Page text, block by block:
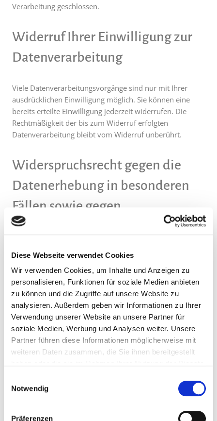
Diese Webseite verwendet Cookies
Wir verwenden Cookies, um Inhalte und Anzeigen zu
personalisieren, Funktionen für soziale Medien anbieten
zu können und die Zugriffe auf unsere Website zu
analysieren. Außerdem geben wir Informationen zu Ihrer
Verwendung unserer Website an unsere Partner für
soziale Medien, Werbung und Analysen weiter. Unsere
Partner führen diese Informationen möglicherweise mit
weiteren Daten zusammen, die Sie ihnen bereitgestellt
Notwendig
Präferenzen
Verarbeitung geschlossen.
Widerruf Ihrer Einwilligung zur
Datenverarbeitung
Viele Datenverarbeitungsvorgänge sind nur mit Ihrer
ausdrücklichen Einwilligung möglich. Sie können eine
bereits erteilte Einwilligung jederzeit widerrufen. Die
Rechtmäßigkeit der bis zum Widerruf erfolgten
Datenverarbeitung bleibt vom Widerruf unberührt.
Widerspruchsrecht gegen die
Datenerhebung in besonderen
Fällen sowie gegen
Direktwerbung (Art. 21 DSGVO)
WENN DIE DATENVERARBEITUNG AUF GRUNDLAGE VON
ART. 6 ABS. 1 LIT. E ODER F DSGVO ERFOLGT, HABEN SIE
JEDERZEIT DAS RECHT, AUS GRÜNDEN, DIE SICH AUS
IHRER BESONDEREN SITUATION ERGEBEN, GEGEN DIE
VERARBEITUNG IHRER PERSONENBEZOGENEN DATEN
WIDERSPRUCH EINZULEGEN; DIES GILT AUCH FÜR EIN
AUF DIESE BESTIMMUNGEN GESTÜTZTES PROFILING. DIE
JEWEILIGE RECHTSGRUNDLAGE, AUF DENEN EINE
VERARBEITUNG BERUHT, ENTNEHMEN SIE DIESER
PERSONENBEZOGENEN DATEN NICHT MEHR
VERARBEITEN, ES SEI DENN, WIR KÖNNEN ZWINGENDE